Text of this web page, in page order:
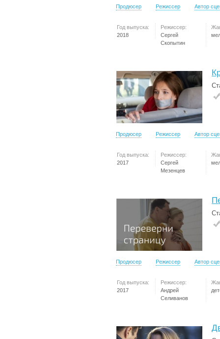
Продюсер Режиссер Автор
Год выпуска:
2018
Режиссер:
Сергей
Скопытин
Продюсер Режиссер Автор
Год выпуска:
2017
Режиссер:
Сергей
Мезенцев
Продюсер Режиссер Автор
Год выпуска:
2017
Режиссер:
Андрей
Селиванов